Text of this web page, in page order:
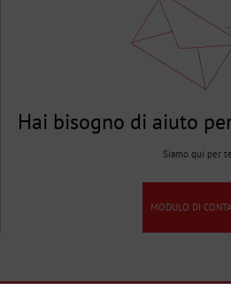
Hai bisogno di aiuto
Siamo qui per
MODULO DI